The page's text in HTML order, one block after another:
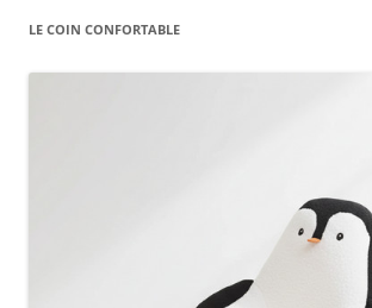
LE COIN CONFORTABLE